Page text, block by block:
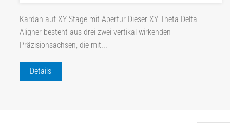
Kardan auf XY Stage mit Apertur Dieser XY Theta Delta
Aligner besteht aus drei zwei vertikal wirkenden
Präzisionsachsen, die mit...
Details